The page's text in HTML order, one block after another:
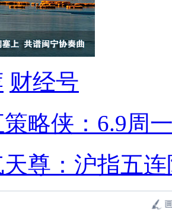
财经号
略侠：6.9周
尊：沪指五